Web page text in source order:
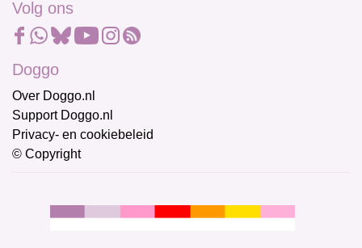
Volg ons
Doggo
Over Doggo.nl
Support Doggo.nl
Privacy- en cookiebeleid
© Copyright